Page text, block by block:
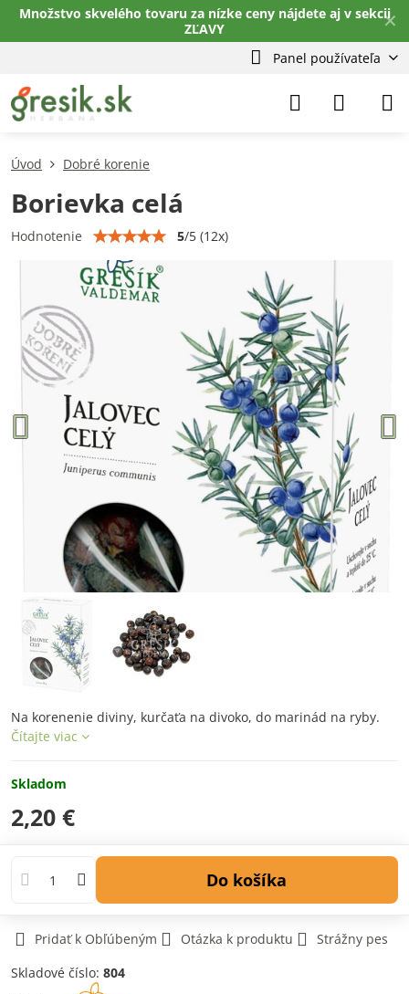
✕
Množstvo skvelého tovaru za nízke ceny nájdete aj v sekcii
ZĽAVY
Panel používateľa
Úvod Dobré korenie
Borievka celá
Hodnotenie 5/5 (12x)
Na korenenie diviny, kurčaťa na divoko, do marinád na ryby.
Čítajte viac
Skladom
2,20 €
Do košíka
Pridať k Obľúbeným Otázka k produktu
Strážny pes
Skladové číslo: 804